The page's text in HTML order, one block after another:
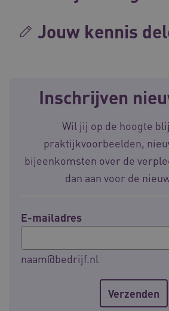
Jouw kennis
Inschrijven
Wil jij op de hoogte
praktijkvoorbeelden,
bijeenkomsten over de
dan aan voor de
E-mailadres
naam@bedrijf.nl
VISITOR_PRIVACY_METADATA